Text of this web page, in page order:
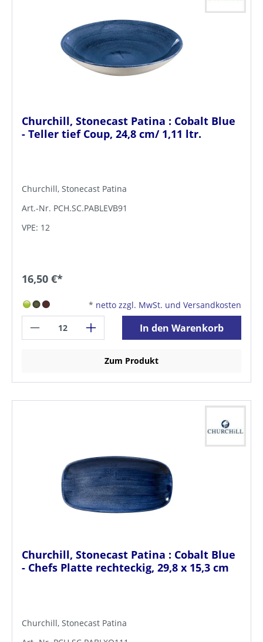
Churchill, Stonecast Patina : Cobalt Blue
- Teller tief Coup, 24,8 cm/ 1,11 ltr.
Churchill, Stonecast Patina
Art.-Nr. PCH.SC.PABLEVB91
VPE: 12
16,50 €*
* netto zzgl. MwSt. und Versandkosten
In den Warenkorb
Zum Produkt
Churchill, Stonecast Patina : Cobalt Blue
- Chefs Platte rechteckig, 29,8 x 15,3 cm
Churchill, Stonecast Patina